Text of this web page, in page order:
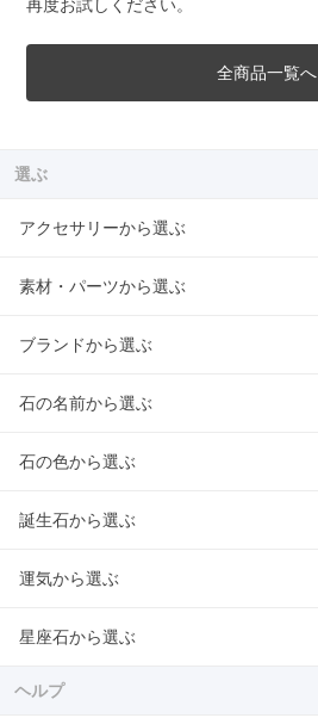
再度お試しください。
全商品一覧へ
選ぶ
アクセサリーから選ぶ
素材・パーツから選ぶ
ブランドから選ぶ
石の名前から選ぶ
石の色から選ぶ
誕生石から選ぶ
運気から選ぶ
星座石から選ぶ
ヘルプ